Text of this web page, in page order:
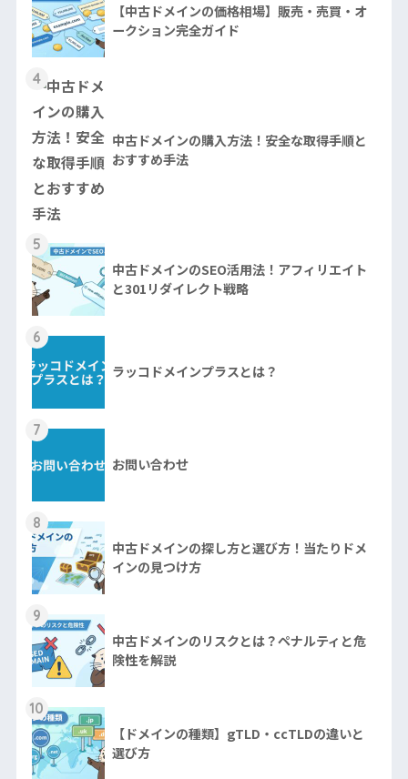
【中古ドメインの価格相場】販売・売買・オ
ークション完全ガイド
4
中古ドメインの購入方法！安全な取得手順と
おすすめ手法
5
中古ドメインのSEO活用法！アフィリエイト
と301リダイレクト戦略
6
ラッコドメインプラスとは？
7
お問い合わせ
8
中古ドメインの探し方と選び方！当たりドメ
インの見つけ方
9
中古ドメインのリスクとは？ペナルティと危
険性を解説
10
【ドメインの種類】gTLD・ccTLDの違いと
選び方